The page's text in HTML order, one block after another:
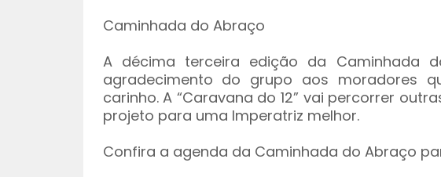
Caminhada do Abraço
A décima terceira edição da Caminhada
agradecimento do grupo aos moradores
carinho. A “Caravana do 12” vai percorrer
projeto para uma Imperatriz melhor.
Confira a agenda da Caminhada do Abraço